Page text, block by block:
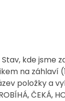
kde jsme
na záhlaví
položky a
ČEKÁ,